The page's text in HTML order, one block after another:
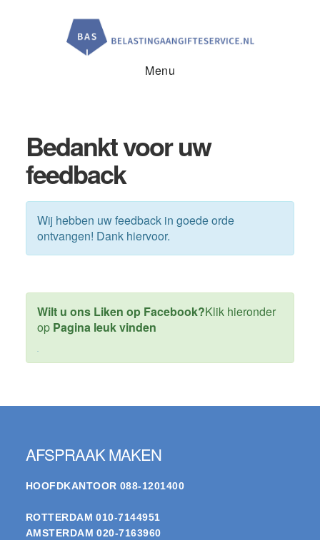
Menu
Bedankt voor uw
feedback
Wij hebben uw feedback in goede orde
ontvangen! Dank hiervoor.
Wilt u ons Liken op Facebook?Klik hieronder
op Pagina leuk vinden
AFSPRAAK MAKEN
HOOFDKANTOOR 088-1201400
ROTTERDAM 010-7144951
AMSTERDAM 020-7163960